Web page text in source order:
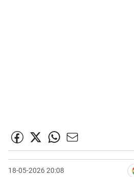
18-05-2026 20:08